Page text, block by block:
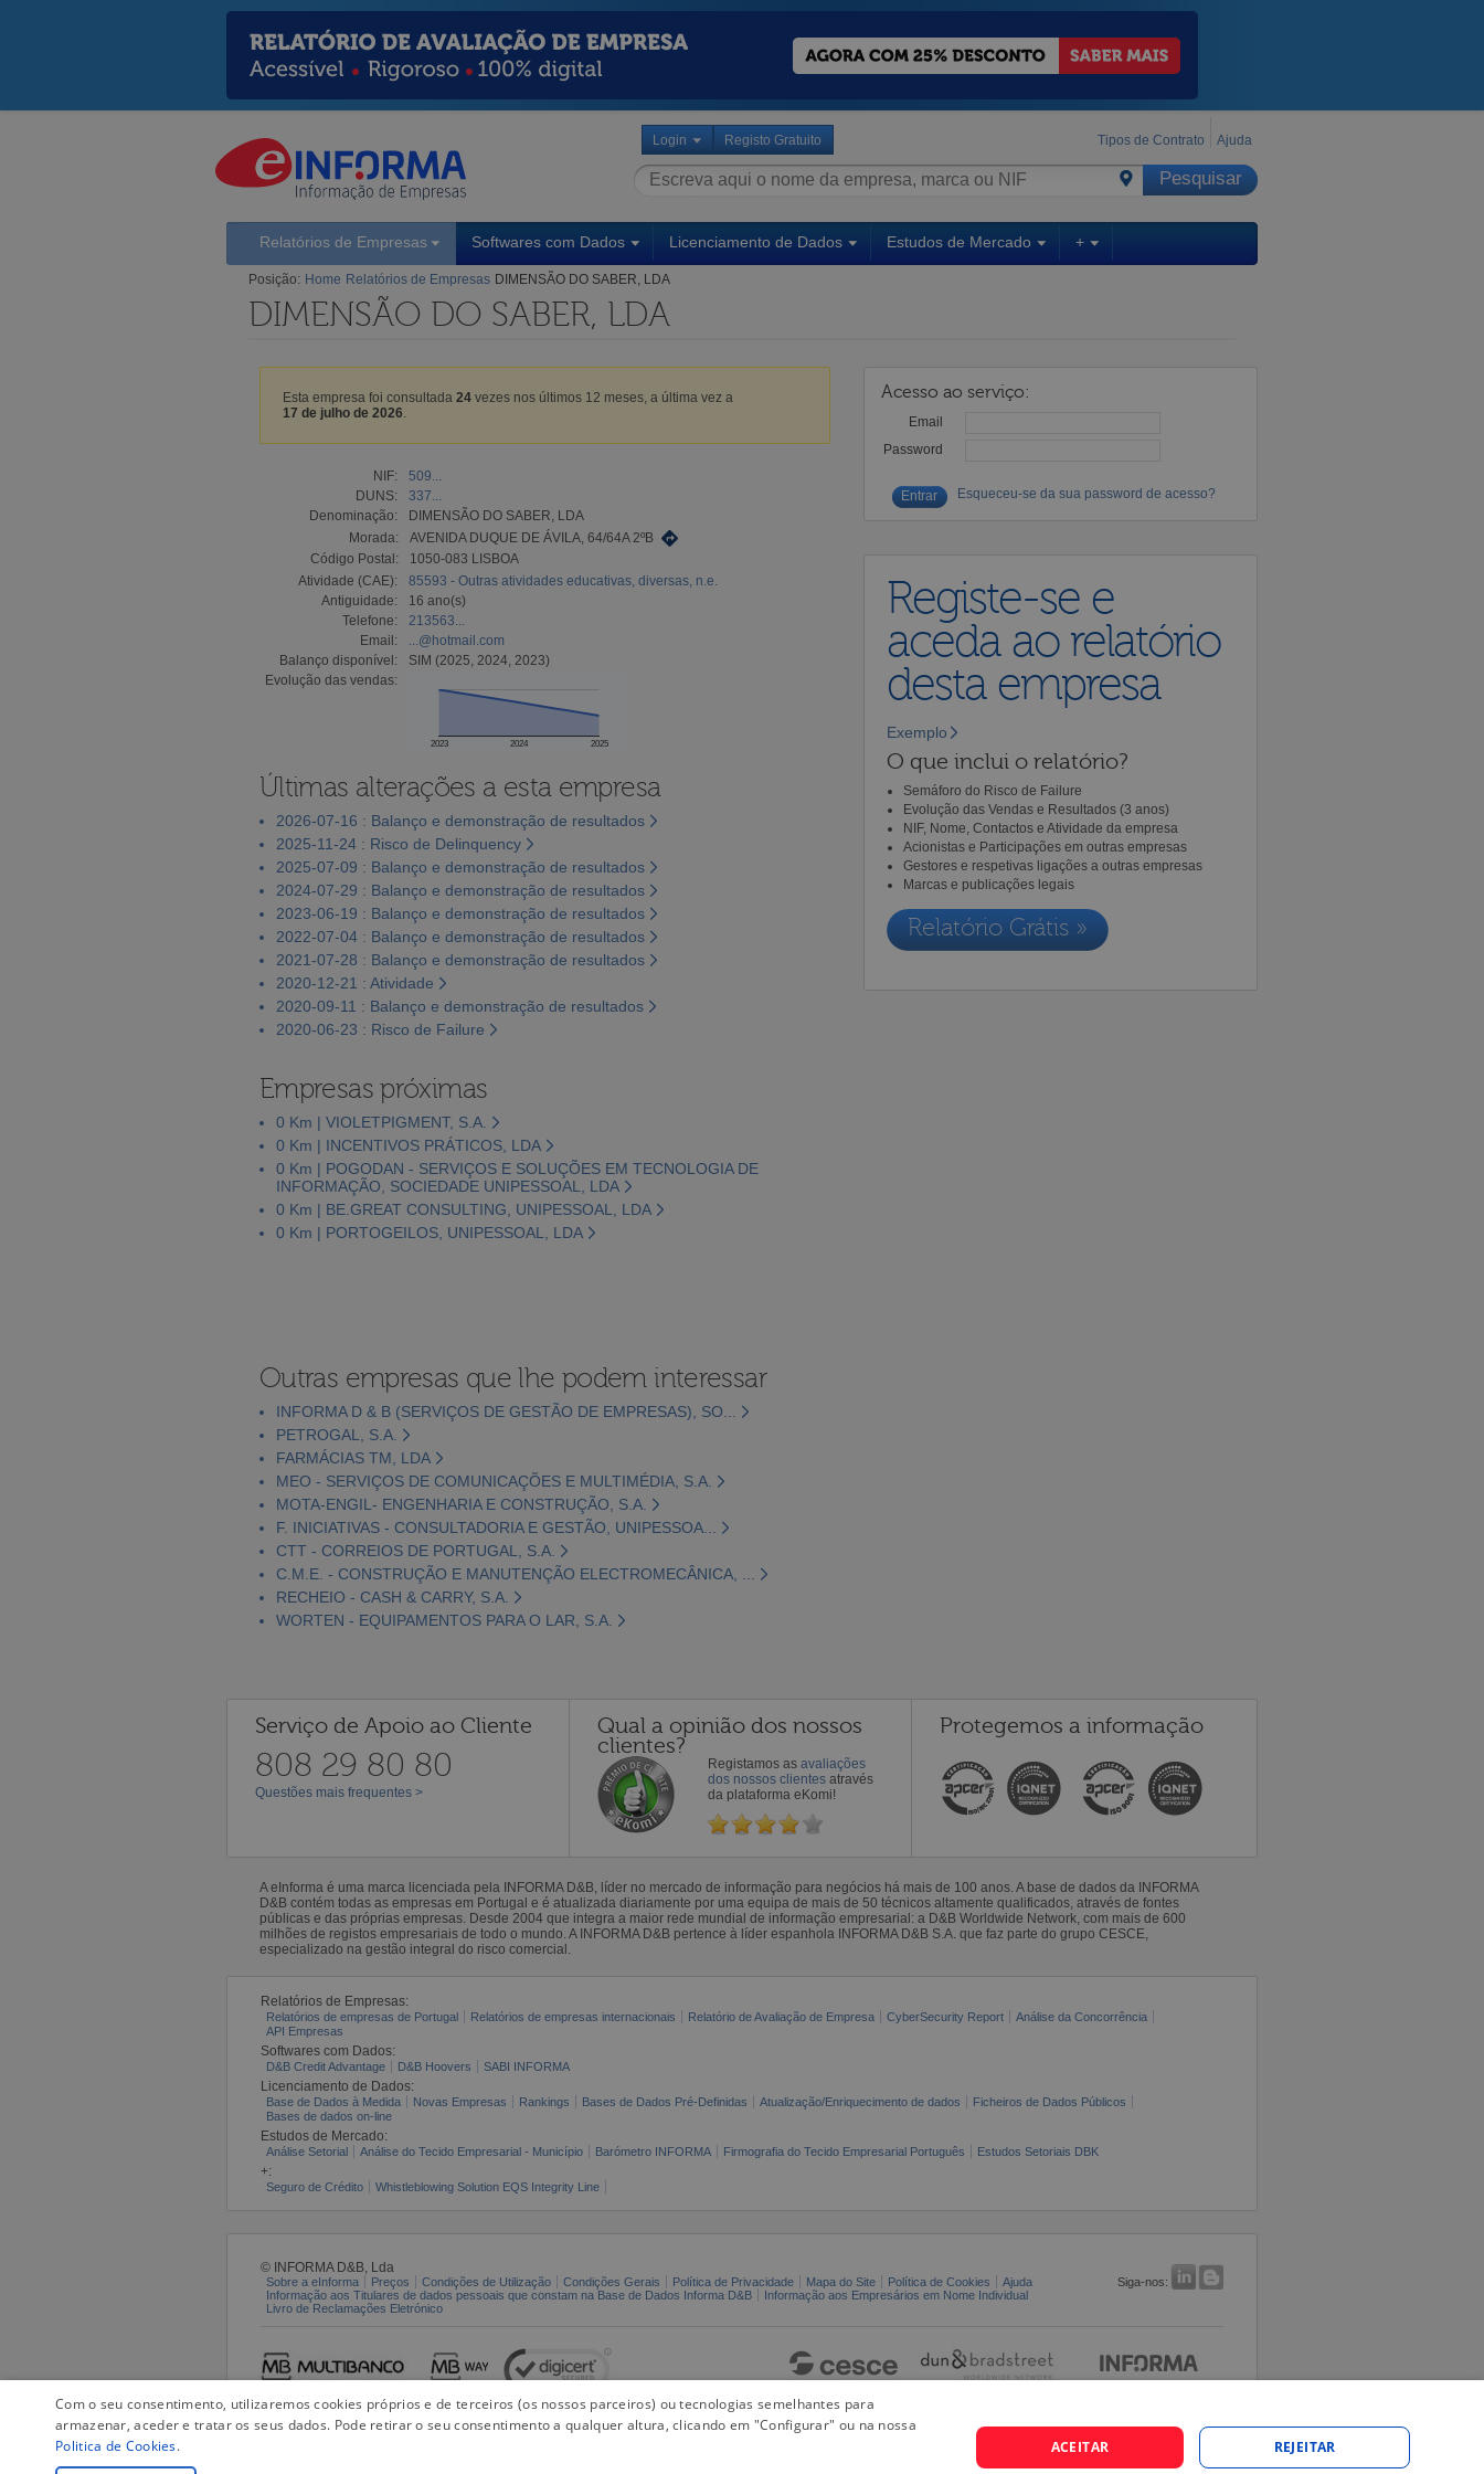
Login Registo Gratuito Tipos de Contrato Ajuda
Relatórios de Empresas Softwares com Dados Licenciamento de Dados Estudos de Mercado +
Posição: Home Relatórios de Empresas DIMENSÃO DO SABER, LDA
DIMENSÃO DO SABER, LDA
Esta empresa foi consultada 24 vezes nos últimos 12 meses, a última vez a
17 de julho de 2026
NIF:
509...
DUNS:
337...
Denominação:
DIMENSÃO DO SABER, LDA
Morada:
AVENIDA DUQUE DE ÁVILA, 64/64A 2ºB
Código Postal:
1050-083 LISBOA
Atividade (CAE):
85593 - Outras atividades educativas, diversas, n.e.
Antiguidade:
16 ano(s)
Telefone:
213563...
Email:
...@hotmail.com
Balanço disponível:
SIM (2025, 2024, 2023)
Evolução das vendas:
2023 2024 2025
Últimas alterações a esta empresa
2026-07-16 : Balanço e demonstração de resultados
2025-11-24 : Risco de Delinquency
2025-07-09 : Balanço e demonstração de resultados
2024-07-29 : Balanço e demonstração de resultados
2023-06-19 : Balanço e demonstração de resultados
2022-07-04 : Balanço e demonstração de resultados
2021-07-28 : Balanço e demonstração de resultados
2020-12-21 : Atividade
2020-09-11 : Balanço e demonstração de resultados
2020-06-23 : Risco de Failure
Empresas próximas
0 Km | VIOLETPIGMENT, S.A.
0 Km | INCENTIVOS PRÁTICOS, LDA
0 Km | POGODAN - SERVIÇOS E SOLUÇÕES EM TECNOLOGIA DE
INFORMAÇÃO, SOCIEDADE UNIPESSOAL, LDA
0 Km | BE.GREAT CONSULTING, UNIPESSOAL, LDA
0 Km | PORTOGEILOS, UNIPESSOAL, LDA
Acesso ao serviço:
Email
Password
Esqueceu-se da sua password de acesso?
Registe-se e
aceda ao relatório
desta empresa
Exemplo
O que inclui o relatório?
Semáforo do Risco de Failure
Evolução das Vendas e Resultados (3 anos)
NIF, Nome, Contactos e Atividade da empresa
Acionistas e Participações em outras empresas
Gestores e respetivas ligações a outras empresas
Marcas e publicações legais
Relatório Grátis »
Outras empresas que lhe podem interessar
INFORMA D & B (SERVIÇOS DE GESTÃO DE EMPRESAS), SO...
PETROGAL, S.A.
FARMÁCIAS TM, LDA
MEO - SERVIÇOS DE COMUNICAÇÕES E MULTIMÉDIA, S.A.
MOTA-ENGIL- ENGENHARIA E CONSTRUÇÃO, S.A.
F. INICIATIVAS - CONSULTADORIA E GESTÃO, UNIPESSOA...
CTT - CORREIOS DE PORTUGAL, S.A.
C.M.E. - CONSTRUÇÃO E MANUTENÇÃO ELECTROMECÂNICA, ...
RECHEIO - CASH & CARRY, S.A.
WORTEN - EQUIPAMENTOS PARA O LAR, S.A.
Serviço de Apoio ao Cliente
808 29 80 80
Questões mais frequentes >
Qual a opinião dos nossos
clientes?
Registamos as avaliações
dos nossos clientes através
da plataforma eKomi!
Protegemos a informação
A eInforma é uma marca licenciada pela INFORMA D&B, líder no mercado de informação para negócios há mais de 100 anos. A base de dados da INFORMA
D&B contém todas as empresas em Portugal e é atualizada diariamente por uma equipa de mais de 50 técnicos altamente qualificados, através de fontes
públicas e das próprias empresas. Desde 2004 que integra a maior rede mundial de informação empresarial: a D&B Worldwide Network, com mais de 600
milhões de registos empresariais de todo o mundo. A INFORMA D&B pertence à líder espanhola INFORMA D&B S.A. que faz parte do grupo CESCE,
especializado na gestão integral do risco comercial.
Relatórios de Empresas:
Relatórios de empresas de Portugal Relatórios de empresas internacionais Relatório de Avaliação de Empresa CyberSecurity Report
Análise da Concorrência
API Empresas
Softwares com Dados:
D&B Credit Advantage D&B Hoovers SABI INFORMA
Licenciamento de Dados:
Base de Dados à Medida Novas Empresas Rankings Bases de Dados Pré-Definidas Atualização/Enriquecimento de dados
Ficheiros de Dados Públicos
Bases de dados on-line
Estudos de Mercado:
Análise Setorial Análise do Tecido Empresarial - Município Barómetro INFORMA Firmografia do Tecido Empresarial Português Estudos Setoriais DBK
+:
Seguro de Crédito Whistleblowing Solution EQS Integrity Line
© INFORMA D&B, Lda
Sobre a eInforma Preços Condições de Utilização Condições Gerais Política de Privacidade Mapa do Site Política de Cookies Ajuda
Siga-nos:
Informação aos Titulares de dados pessoais que constam na Base de Dados Informa D&B
Informação aos Empresários em Nome Individual
Livro de Reclamações Eletrónico
Com o seu consentimento, utilizaremos cookies próprios e de terceiros (os nossos parceiros) ou tecnologias semelhantes para
armazenar, aceder e tratar os seus dados. Pode retirar o seu consentimento a qualquer altura, clicando em "Configurar" ou na nossa
Politica de Cookies. ACEITAR REJEITAR